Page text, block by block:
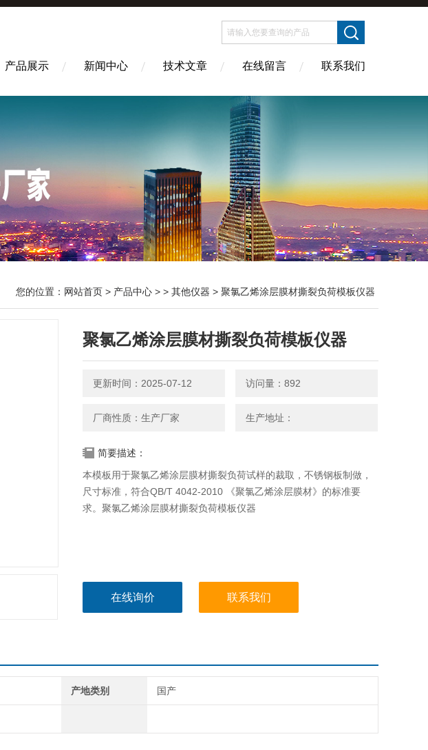
产品展示 新闻中心 技术文章 在线留言 联系我们
您的位置： 网站首页 > 产品中心 > > 其他仪器 > 聚氯乙烯涂层膜材撕裂负荷模板仪器
聚氯乙烯涂层膜材撕裂负荷模板仪器
更新时间：2025-07-12 访问量：892
厂商性质：生产厂家 生产地址：
简要描述：
本模板用于聚氯乙烯涂层膜材撕裂负荷试样的裁取，不锈钢板制做，
尺寸标准，符合QB/T 4042-2010 《聚氯乙烯涂层膜材》的标准要
求。聚氯乙烯涂层膜材撕裂负荷模板仪器
在线询价 联系我们
产地类别 国产